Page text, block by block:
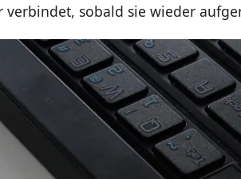
verbindet, sobald sie wieder